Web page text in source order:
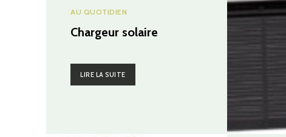
AU QUOTIDIEN
Chargeur solaire
LIRE LA SUITE